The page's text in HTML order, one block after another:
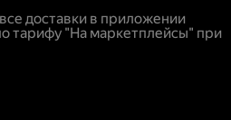
доставки в приложении
тарифу "На маркетплейсы" при